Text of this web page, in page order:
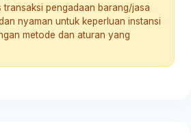
transaksi pengadaan barang/jasa
nyaman untuk keperluan instansi
metode dan aturan yang